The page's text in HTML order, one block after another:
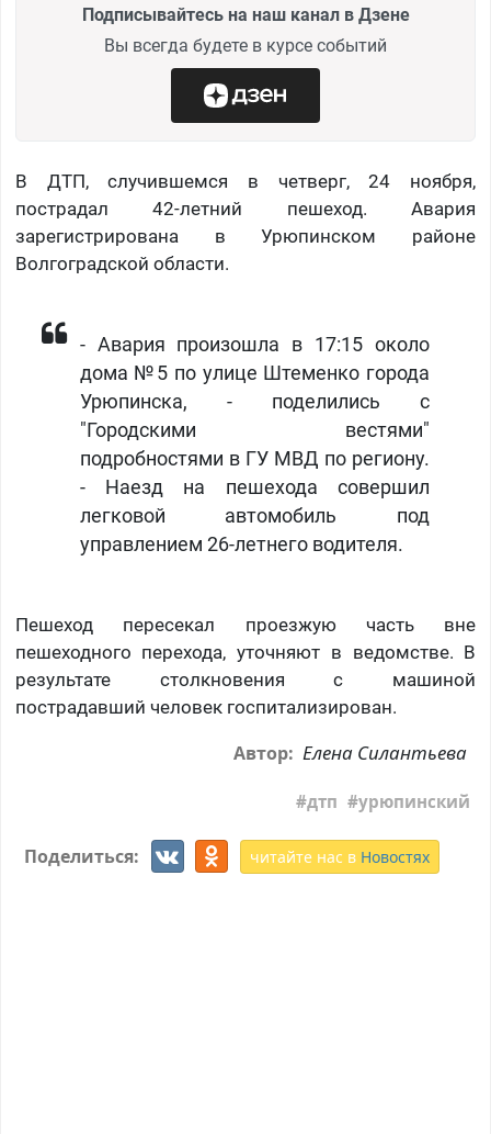
Подписывайтесь на наш канал в Дзене
Вы всегда будете в курсе событий
В ДТП, случившемся в четверг, 24 ноября,
пострадал 42-летний пешеход. Авария
зарегистрирована в Урюпинском районе
Волгоградской области.
​- Авария произошла в 17:15 около
дома №5 по улице Штеменко города
Урюпинска, - поделились с
"Городскими вестями"
подробностями в ГУ МВД по региону.
- Наезд на пешехода совершил
легковой автомобиль под
управлением 26-летнего водителя.
Пешеход пересекал проезжую часть вне
пешеходного перехода, уточняют в ведомстве. В
результате столкновения с машиной
пострадавший человек госпитализирован.
Автор: Елена Силантьева
дтп урюпинский
Поделиться: читайте нас в Новостях